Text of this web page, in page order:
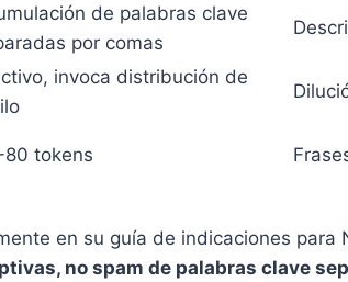
de palabras clave
por comas
invoca distribución de
tokens
en su guía de indicaciones para
no spam de palabras clave